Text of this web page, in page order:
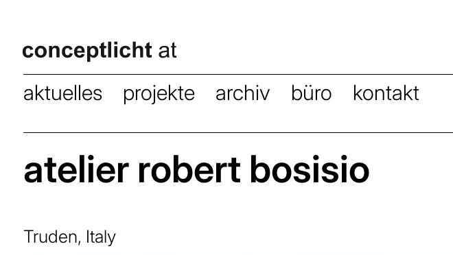
aktuelles projekte archiv büro kontakt
atelier robert bosisio
Truden, Italy